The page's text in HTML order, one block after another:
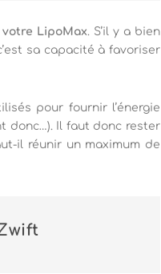
LipoMax. S’il y a bien
sa capacité à favoriser
pour fournir l’énergie
donc…). Il faut donc rester
il réunir un maximum de